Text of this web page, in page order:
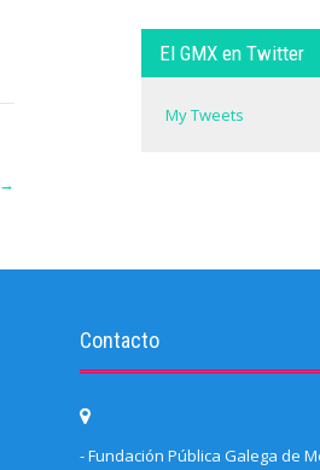
→
El GMX en Twitter
My Tweets
Contacto
- Fundación Pública Galega de